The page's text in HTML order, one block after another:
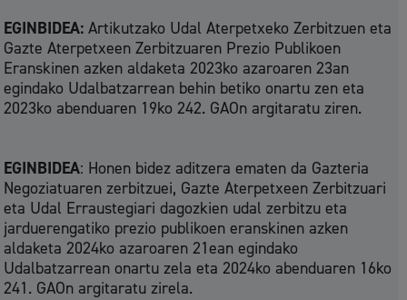
EGINBIDEA:Artikutzako Udal Aterpetxeko Zerbitzuen eta
Gazte Aterpetxeen Zerbitzuaren Prezio Publikoen
Eranskinen azken aldaketa 2023ko azaroaren 23an
egindako Udalbatzarrean behin betiko onartu zen eta
2023ko abenduaren 19ko 242. GAOn argitaratu ziren.
EGINBIDEA: Honen bidez aditzera ematen da Gazteria
Negoziatuaren zerbitzuei, Gazte Aterpetxeen Zerbitzuari
eta Udal Erraustegiari dagozkien udal zerbitzu eta
jarduerengatiko prezio publikoen eranskinen azken
aldaketa 2024ko azaroaren 21ean egindako
Udalbatzarrean onartu zela eta 2024ko abenduaren 16ko
241. GAOn argitaratu zirela.